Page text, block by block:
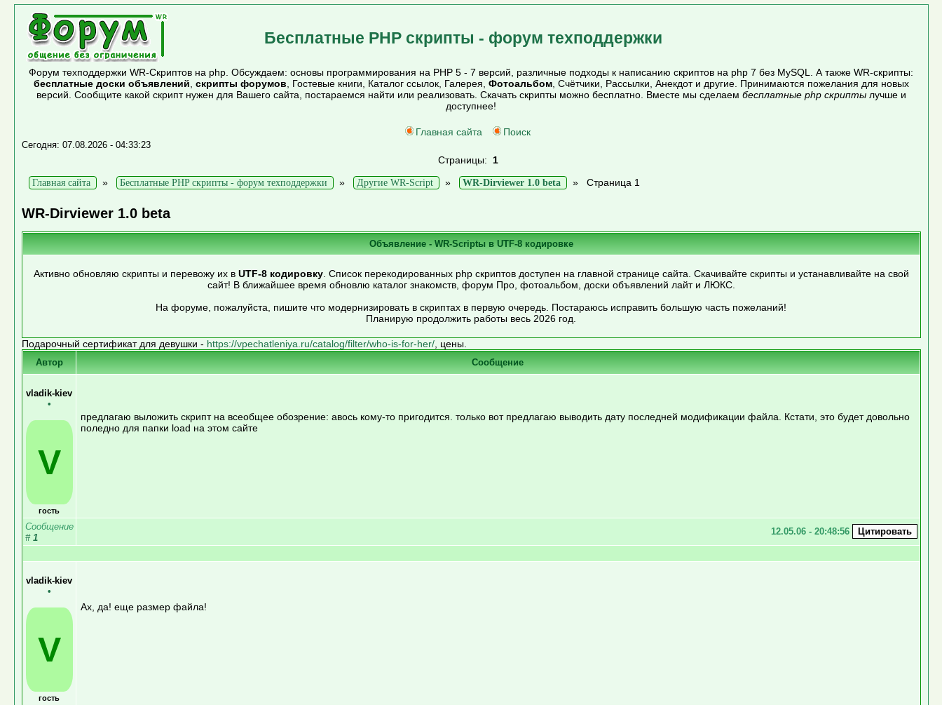
Бесплатные PHP скрипты - форум техподдержки
Форум техподдержки WR-Скриптов на php. Обсуждаем: основы программирования на PHP 5 - 7 версий, различные подходы к написанию скриптов на php 7 без MySQL. А также WR-скрипты:
бесплатные доски объявлений скрипты форумов , Гостевые книги, Каталог ссылок, Галерея, Фотоальбом, Счётчики, Рассылки, Анекдот и другие. Принимаются пожелания для новых
версий. Сообщите какой скрипт нужен для Вашего сайта, постараемся найти или реализовать. Скачать скрипты можно бесплатно. Вместе мы сделаем бесплатные php скриптылучше и
доступнее!
Главная сайта Поиск
Сегодня: 07.08.2026 - 04:33:23
Страницы: 1
Главная сайта » Бесплатные PHP скрипты - форум техподдержки » Другие WR-Script » WR-Dirviewer 1.0 beta » Страница 1
WR-Dirviewer 1.0 beta
Объявление - WR-Scriptы в UTF-8 кодировке
Активно обновляю скрипты и перевожу их в UTF-8 кодировку. Список перекодированных php скриптов доступен на главной странице сайта. Скачивайте скрипты и устанавливайте на свой
сайт! В ближайшее время обновлю каталог знакомств, форум Про, фотоальбом, доски объявлений лайт и ЛЮКС.
На форуме, пожалуйста, пишите что модернизировать в скриптах в первую очередь. Постараюсь исправить большую часть пожеланий!
Планирую продолжить работы весь 2026 год.
Подарочный сертификат для девушки - https://vpechatleniya.ru/catalog/filter/who-is-for-her/, цены.
Автор Сообщение
vladik-kiev
•
V
гость
предлагаю выложить скрипт на всеобщее обозрение: авось кому-то пригодится. только вот предлагаю выводить дату последней модификации файла. Кстати, это будет довольно
поледно для папки load на этом сайте
Сообщение
# 1
12.05.06 - 20:48:56
vladik-kiev
•
V
гость
Ах, да! еще размер файла!